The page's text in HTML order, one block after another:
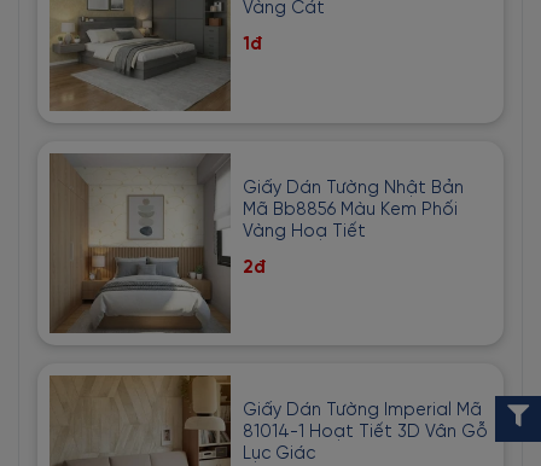
Vàng Cát
1đ
Giấy Dán Tường Nhật Bản
Mã Bb8856 Màu Kem Phối
Vàng Hoạ Tiết
2đ
Giấy Dán Tường Imperial Mã
81014-1 Hoạt Tiết 3D Vân Gỗ
Lục Giác